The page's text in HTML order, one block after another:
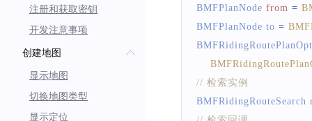
注册和获取密钥
开发注意事项
创建地图
显示地图
切换地图类型
显示定位
BMFPlanNode from =
BMFPlanNode to =
// 检索实例
BMFRidingRouteSearch